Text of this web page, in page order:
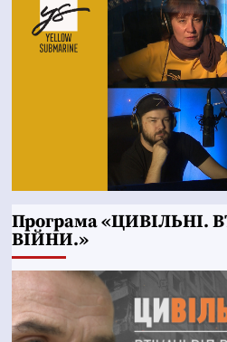
Програма «ЦИВІЛЬНІ.
ВІЙНИ.»